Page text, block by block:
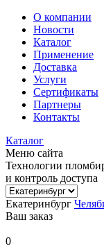
О компании
Новости
Каталог
Применение
Доставка
Услуги
Сертификаты
Партнеры
Контакты
Каталог
Меню сайта
Технологии
и контроль доступа
Екатеринбург
Ваш заказ
0